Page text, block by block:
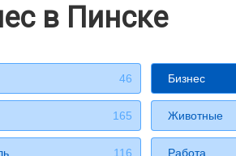
в Пинске
46 Бизнес
165 Животные
116 Работа